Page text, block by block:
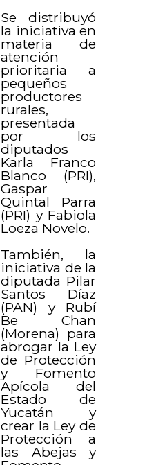
Se distribuyó
la iniciativa en
materia de
atención
prioritaria a
pequeños
productores
rurales,
presentada
por los
diputados
Karla Franco
Blanco (PRI),
Gaspar
Quintal Parra
(PRI) y Fabiola
Loeza Novelo.
También, la
iniciativa de la
diputada Pilar
Santos Díaz
(PAN) y Rubí
Be Chan
(Morena) para
abrogar la Ley
de Protección
y Fomento
Apícola del
Estado de
Yucatán y
crear la Ley de
Protección a
las Abejas y